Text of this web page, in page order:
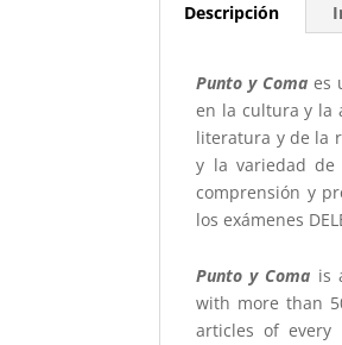
Descripción
Punto y Coma es
en la cultura y la
literatura y de la
y la variedad de
comprensión y
los exámenes
Punto y Coma is
with more than
articles of